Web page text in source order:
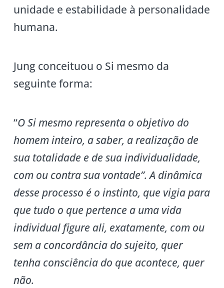
unidade e estabilidade à personalidade
humana.
Jung conceituou o Si mesmo da
seguinte forma:
“O Si mesmo representa o objetivo do
homem inteiro, a saber, a realização de
sua totalidade e de sua individualidade,
com ou contra sua vontade”. A dinâmica
desse processo é o instinto, que vigia para
que tudo o que pertence a uma vida
individual figure ali, exatamente, com ou
sem a concordância do sujeito, quer
tenha consciência do que acontece, quer
não.